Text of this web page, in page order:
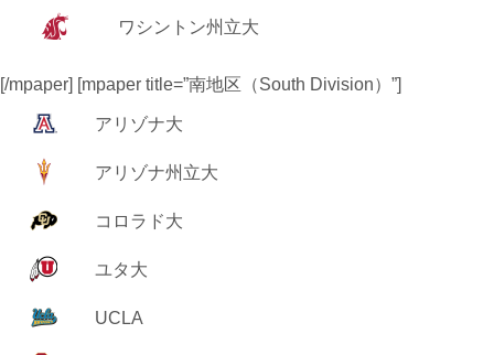
ワシントン州立大
[/mpaper] [mpaper title=”南地区（South Division）”]
アリゾナ大
アリゾナ州立大
コロラド大
ユタ大
UCLA